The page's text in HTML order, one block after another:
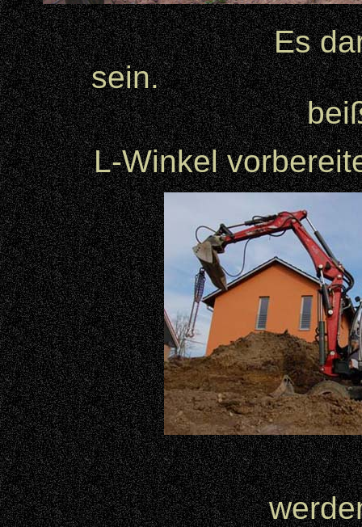
Es
sein.
L-Winkel
grün soll